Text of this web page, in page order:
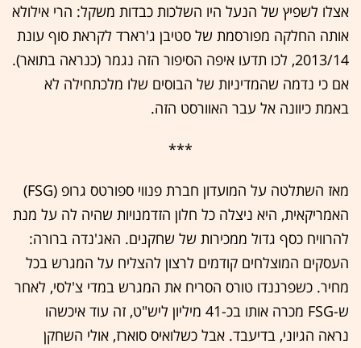
אצלו לשפיץ של הנעל היו השלכות כבדות משקל: הרי אילולא
אותה החלקה מפורסמת של סטיבן ג'רארד לקראת סוף עונת
2013/14, לכו תדעו איפה הסיפור הזה נגמר (כנראה בתואר).
אם כי נדמה שהמדיניות של הבוסים שלו מלכתחילה לא
באמת כיוונה אל עבר האוורסט הזה.
***
מאז השתלטה על המועדון חברת פנווי ספורטס גרופ (FSG)
האמריקאית, היא ניצלה כל חלון הזדמנויות שהיה לה על מנת
להרוויח כסף גדול ממכירות של שחקנים. האג'נדה ברורה:
העסקים המוצלחים קודמים לרצון להצליח על המגרש בכל
מחיר. כשפרננדו טורס הסריח את המגרש במדי צ'לסי, לאחר
ש-FSG מכרה אותו בכ-41 מיליון ליש"ט, זה עוד איכשהו
נראה הגיוני, בדיעבד. אבל כשלואיס סוארז, אולי השחקן